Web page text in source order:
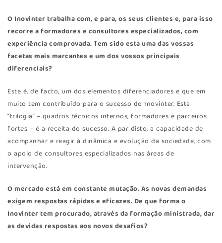
O Inovinter trabalha com, e para, os seus clientes e, para isso
recorre a formadores e consultores especializados, com
experiência comprovada. Tem sido esta uma das vossas
facetas mais marcantes e um dos vossos principais
diferenciais?
Este é, de facto, um dos elementos diferenciadores e que em
muito tem contribuído para o sucesso do Inovinter. Esta
“trilogia” – quadros técnicos internos, formadores e parceiros
fortes – é a receita do sucesso. A par disto, a capacidade de
acompanhar e reagir à dinâmica e evolução da sociedade, com
o apoio de consultores especializados nas áreas de
intervenção.
O mercado está em constante mutação. As novas demandas
exigem respostas rápidas e eficazes. De que forma o
Inovinter tem procurado, através da formação ministrada, dar
as devidas respostas aos novos desafios?